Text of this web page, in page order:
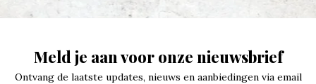
Meld je aan voor onze nieuwsbrief
Ontvang de laatste updates, nieuws en aanbiedingen via email